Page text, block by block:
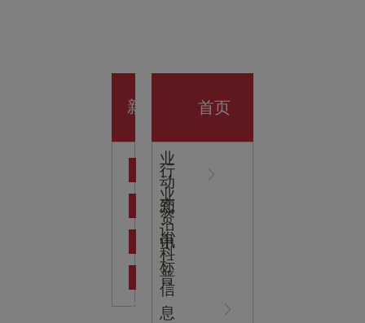
开业大
吉
新
心
业
动
态
行
业
资
讯
知
识
科
普
中
标
信
息
首页